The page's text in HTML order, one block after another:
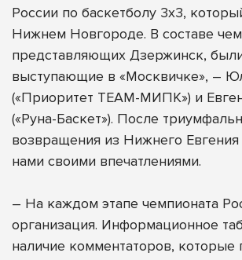
России по баскетболу 3x3,
Нижнем Новгороде. В составе
представляющих Дзержинск,
выступающие в «Москвичке», –
(«Приоритет ТЕАМ-МИПК») и
(«Руна-Баскет»). После
возвращения из Нижнего Евгения
нами своими впечатлениями.
– На каждом этапе чемпионата
организация. Информационное
наличие комментаторов, которые